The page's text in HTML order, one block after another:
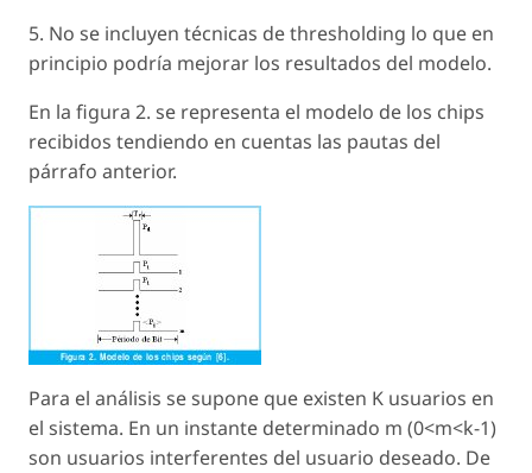
5. No se incluyen técnicas de thresholding lo que en
principio podría mejorar los resultados del modelo.
En la figura 2. se representa el modelo de los chips
recibidos tendiendo en cuentas las pautas del
párrafo anterior.
Para el análisis se supone que existen K usuarios en
el sistema. En un instante determinado m (0<m<k-1)
son usuarios interferentes del usuario deseado. De